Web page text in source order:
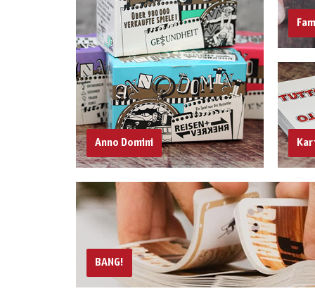
Anno Domini
BANG!